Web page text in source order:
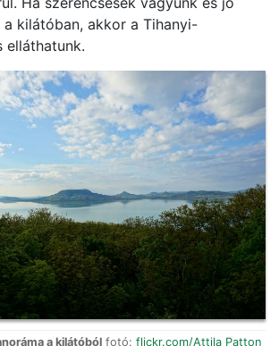
kilátóban, akkor a Tihanyi-
elláthatunk.
a kilátóból fotó: flickr.com/Attila Patton